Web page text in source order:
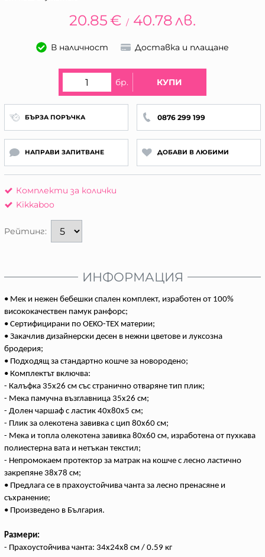
20.85€ / 40.78 лв.
В наличност Доставка и плащане
бр. КУПИ
БЪРЗА ПОРЪЧКА 0876 299 199
НАПРАВИ ЗАПИТВАНЕ ДОБАВИ В ЛЮБИМИ
Комплекти за колички
Kikkaboo
Рейтинг:
ИНФОРМАЦИЯ
• Мек и нежен бебешки спален комплект, изработен от 100%
висококачествен памук ранфорс;
• Сертифицирани по OEKO-TEX материи;
• Закачлив дизайнерски десен в нежни цветове и луксозна
бродерия;
• Подходящ за стандартно кошче за новородено;
• Комплектът включва:
- Калъфка 35x26 см със странично отваряне тип плик;
- Мека памучна възглавница 35x26 см;
- Долен чаршаф с ластик 40x80x5 см;
- Плик за олекотена завивка с цип 80x60 см;
- Мека и топла олекотена завивка 80x60 см, изработена от пухкава
полиестерна вата и нетъкан текстил;
- Непромокаем протектор за матрак на кошче с лесно ластично
закрепяне 38х78 см;
• Предлага се в прахоустойчива чанта за лесно пренасяне и
съхранение;
• Произведено в България.
Размери:
- Прахоустойчива чанта: 34x24x8 см / 0.59 кг